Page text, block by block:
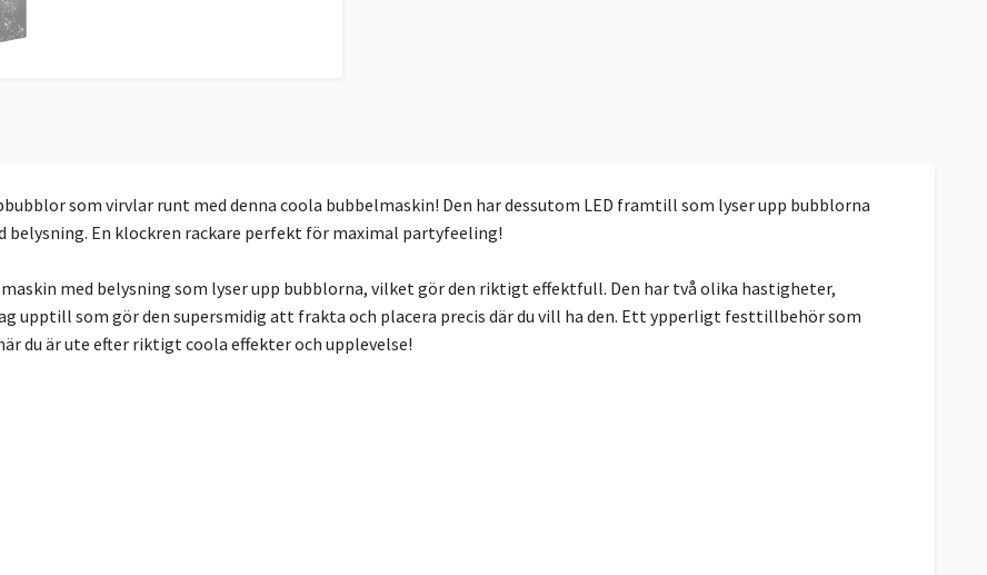
som virvlar runt med denna coola bubbelmaskin! Den har dessutom LED framtill som lyser upp bubblorna
En klockren rackare perfekt för maximal partyfeeling!
med belysning som lyser upp bubblorna, vilket gör den riktigt effektfull. Den har två olika hastigheter,
upptill som gör den supersmidig att frakta och placera precis där du vill ha den. Ett ypperligt festtillbehör som
du är ute efter riktigt coola effekter och upplevelse!